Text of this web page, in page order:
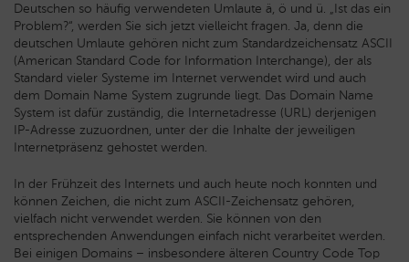
Deutschen so häufig verwendeten Umlaute ä, ö und ü. „Ist das ein
Problem?“, werden Sie sich jetzt vielleicht fragen. Ja, denn die
deutschen Umlaute gehören nicht zum Standardzeichensatz ASCII
(American Standard Code for Information Interchange), der als
Standard vieler Systeme im Internet verwendet wird und auch
dem Domain Name System zugrunde liegt. Das Domain Name
System ist dafür zuständig, die Internetadresse (URL) derjenigen
IP-Adresse zuzuordnen, unter der die Inhalte der jeweiligen
Internetpräsenz gehostet werden.
In der Frühzeit des Internets und auch heute noch konnten und
können Zeichen, die nicht zum ASCII-Zeichensatz gehören,
vielfach nicht verwendet werden. Sie können von den
entsprechenden Anwendungen einfach nicht verarbeitet werden.
Bei einigen Domains – insbesondere älteren Country Code Top